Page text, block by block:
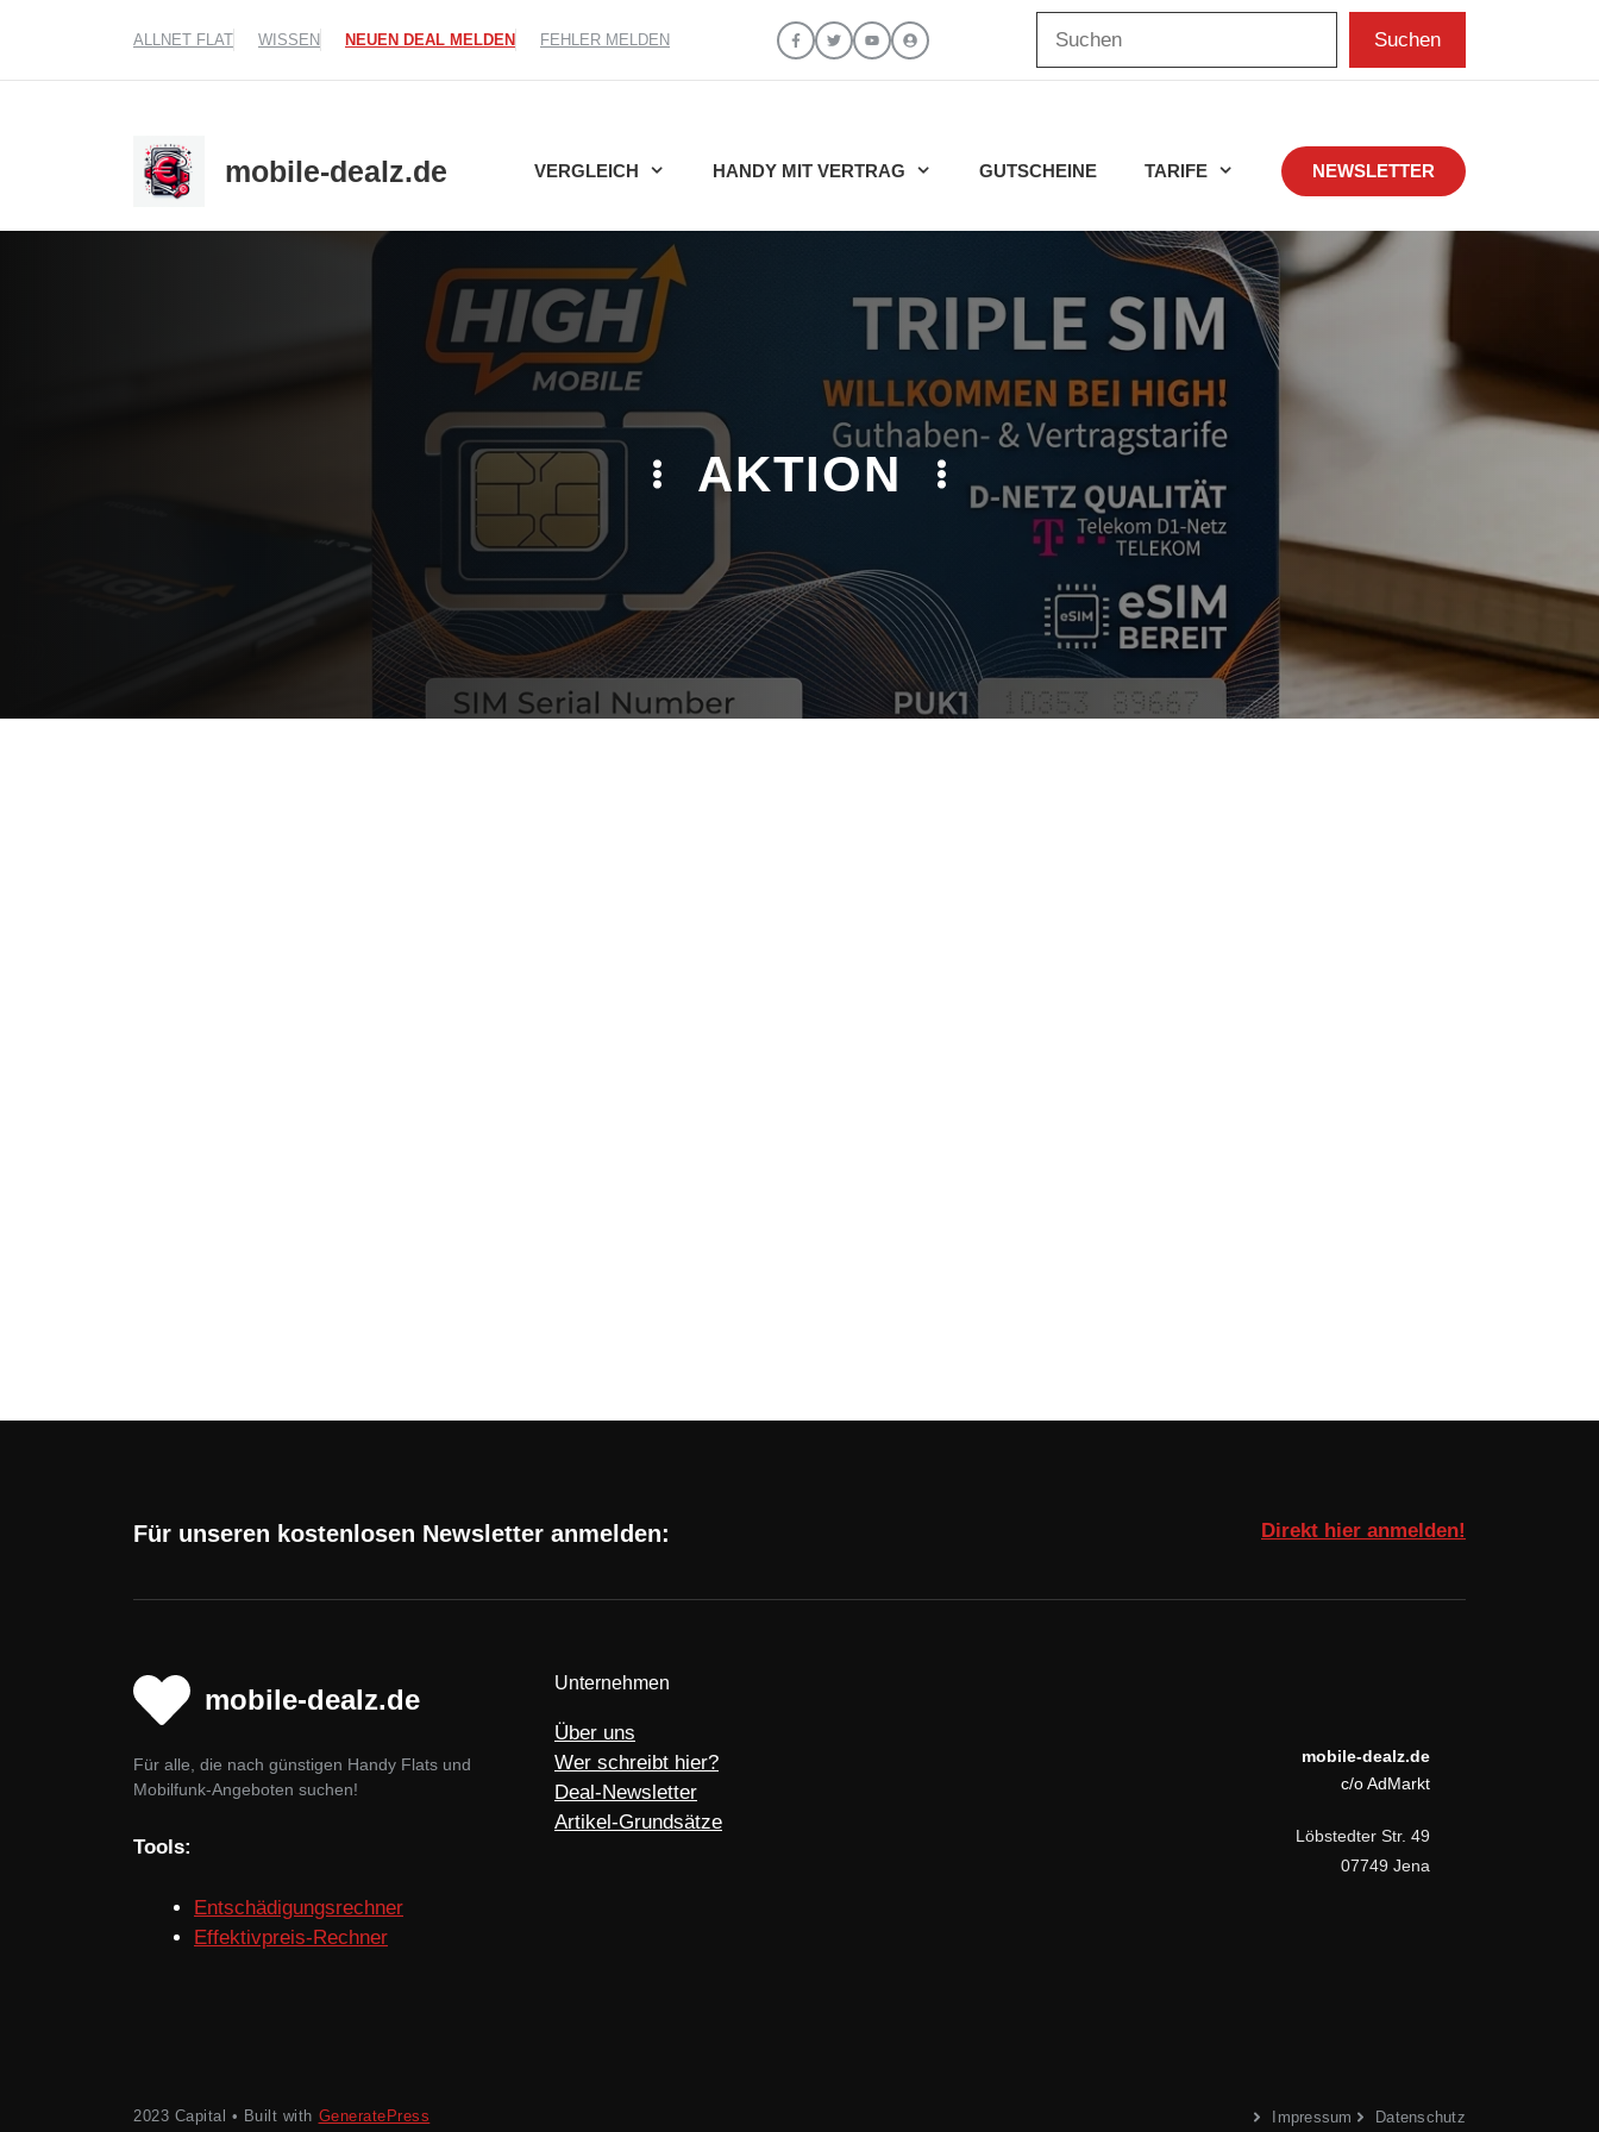
ALLNET FLAT WISSEN NEUEN DEAL MELDEN FEHLER MELDEN Suchen
mobile-dealz.de VERGLEICH HANDY MIT VERTRAG GUTSCHEINE TARIFE NEWSLETTER
AKTION
Für unseren kostenlosen Newsletter anmelden: Direkt hier anmelden!
mobile-dealz.de
Für alle, die nach günstigen Handy Flats und
Mobilfunk-Angeboten suchen!
Tools:
Entschädigungsrechner
Effektivpreis-Rechner
Unternehmen
Über uns
Wer schreibt hier?
Deal-Newsletter
Artikel-Grundsätze
mobile-dealz.de
c/o AdMarkt
Löbstedter Str. 49
07749 Jena
2023 Capital • Built with GeneratePress Impressum Datenschutz